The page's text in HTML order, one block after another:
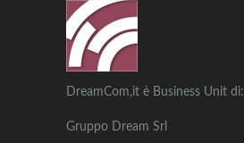
DreamCom,it è Business Unit di:
Gruppo Dream Srl